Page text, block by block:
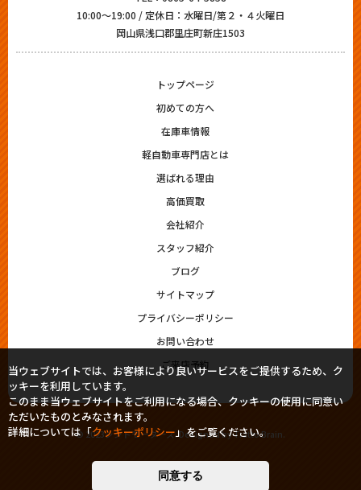
10:00～19:00 / 定休日：水曜日/第２・４火曜日
岡山県浅口郡里庄町新庄1503
トップページ
初めての方へ
在庫車情報
軽自動車専門店とは
選ばれる理由
高価買取
会社紹介
スタッフ紹介
ブログ
サイトマップ
プライバシーポリシー
お問い合わせ
ご来店予約
© 2023シシドモータース. Designed byTratto Brain.
当ウェブサイトでは、お客様により良いサービスをご提供するため、ク
ッキーを利用しています。
このまま当ウェブサイトをご利用になる場合、クッキーの使用に同意い
ただいたものとみなされます。
詳細については「クッキーポリシー」をご覧ください。
同意する